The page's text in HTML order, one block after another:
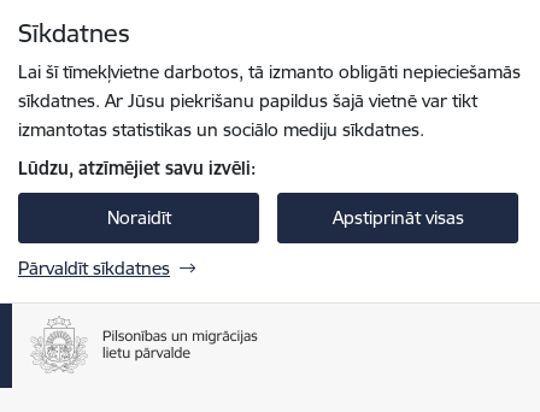
Sīkdatnes
Lai šī tīmekļvietne darbotos, tā izmanto obligāti nepieciešamās
sīkdatnes. Ar Jūsu piekrišanu papildus šajā vietnē var tikt
izmantotas statistikas un sociālo mediju sīkdatnes.
Lūdzu, atzīmējiet savu izvēli:
Noraidīt Apstiprināt visas
Pārvaldīt sīkdatnes